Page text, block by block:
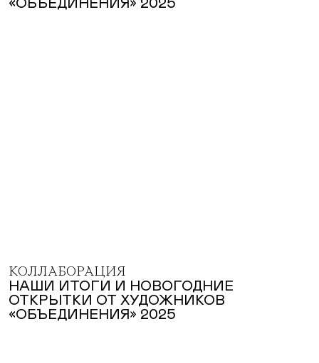
КОЛЛАБОРАЦИЯ
НАШИ ИТОГИ И НОВОГОДНИЕ
ОТКРЫТКИ ОТ ХУДОЖНИКОВ
«ОБЪЕДИНЕНИЯ» 2025